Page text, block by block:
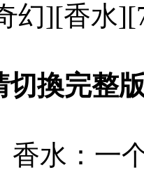
幻][香水
切換完整
：一个